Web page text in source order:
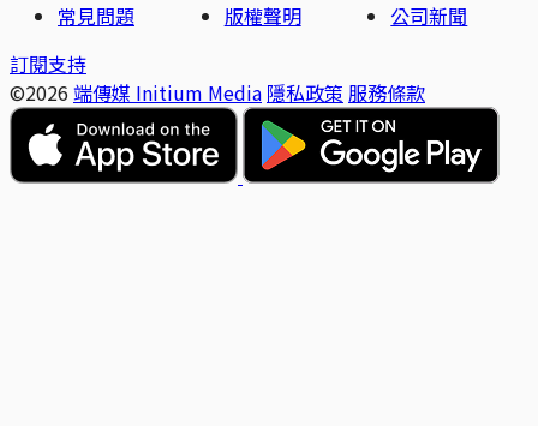
常見問題
版權聲明
公司新聞
訂閱支持
©2026 端傳媒 Initium Media 隱私政策 服務條款